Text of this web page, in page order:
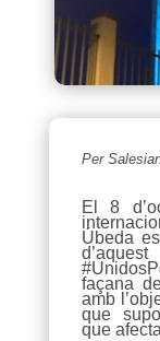
Per
El 8
Úbeda
façana
amb
que
que